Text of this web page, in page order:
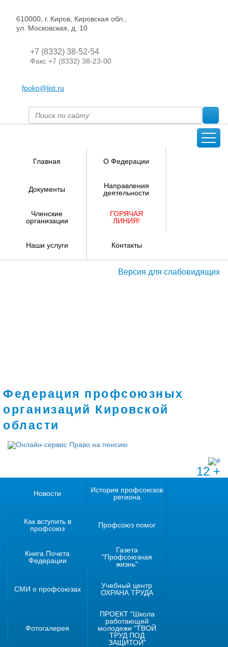
610000, г. Киров, Кировская обл.,
ул. Московская, д. 10
+7 (8332) 38-52-54
Факс +7 (8332) 38-23-00
fpoko@list.ru
Главная О Федерации
Документы
Направления
деятельности
Членские
организации
ГОРЯЧАЯ
ЛИНИЯ!
Наши услуги Контакты
Версия для слабовидящих
Федерация профсоюзных
организаций Кировской
области
12 +
Новости
История профсоюзов
региона
Как вступить в
профсоюз
Профсоюз помог
Книга Почета
Федерации
Газета
"Профсоюзная
жизнь"
СМИ о профсоюзах
Учебный центр
ОХРАНА ТРУДА
Фотогалерея
ПРОЕКТ "Школа
работающей
молодежи "ТВОЙ
ТРУД ПОД
ЗАЩИТОЙ"